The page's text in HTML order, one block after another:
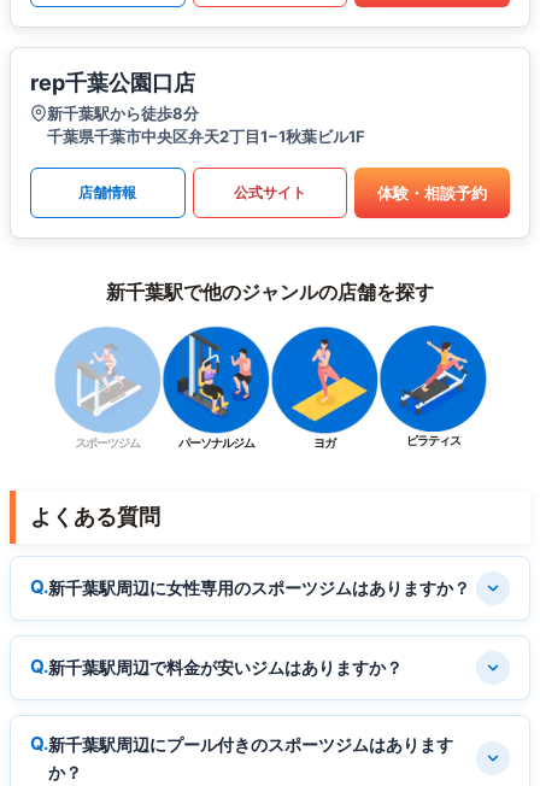
rep千葉公園口店
新千葉駅から徒歩8分
千葉県千葉市中央区弁天2丁目1−1秋葉ビル1F
店舗情報 公式サイト 体験・相談予約
新千葉駅で他のジャンルの店舗を探す
スポーツジム パーソナルジム ヨガ ピラティス
よくある質問
新千葉駅周辺に女性専用のスポーツジムはありますか？
新千葉駅周辺で料金が安いジムはありますか？
新千葉駅周辺にプール付きのスポーツジムはあります
か？